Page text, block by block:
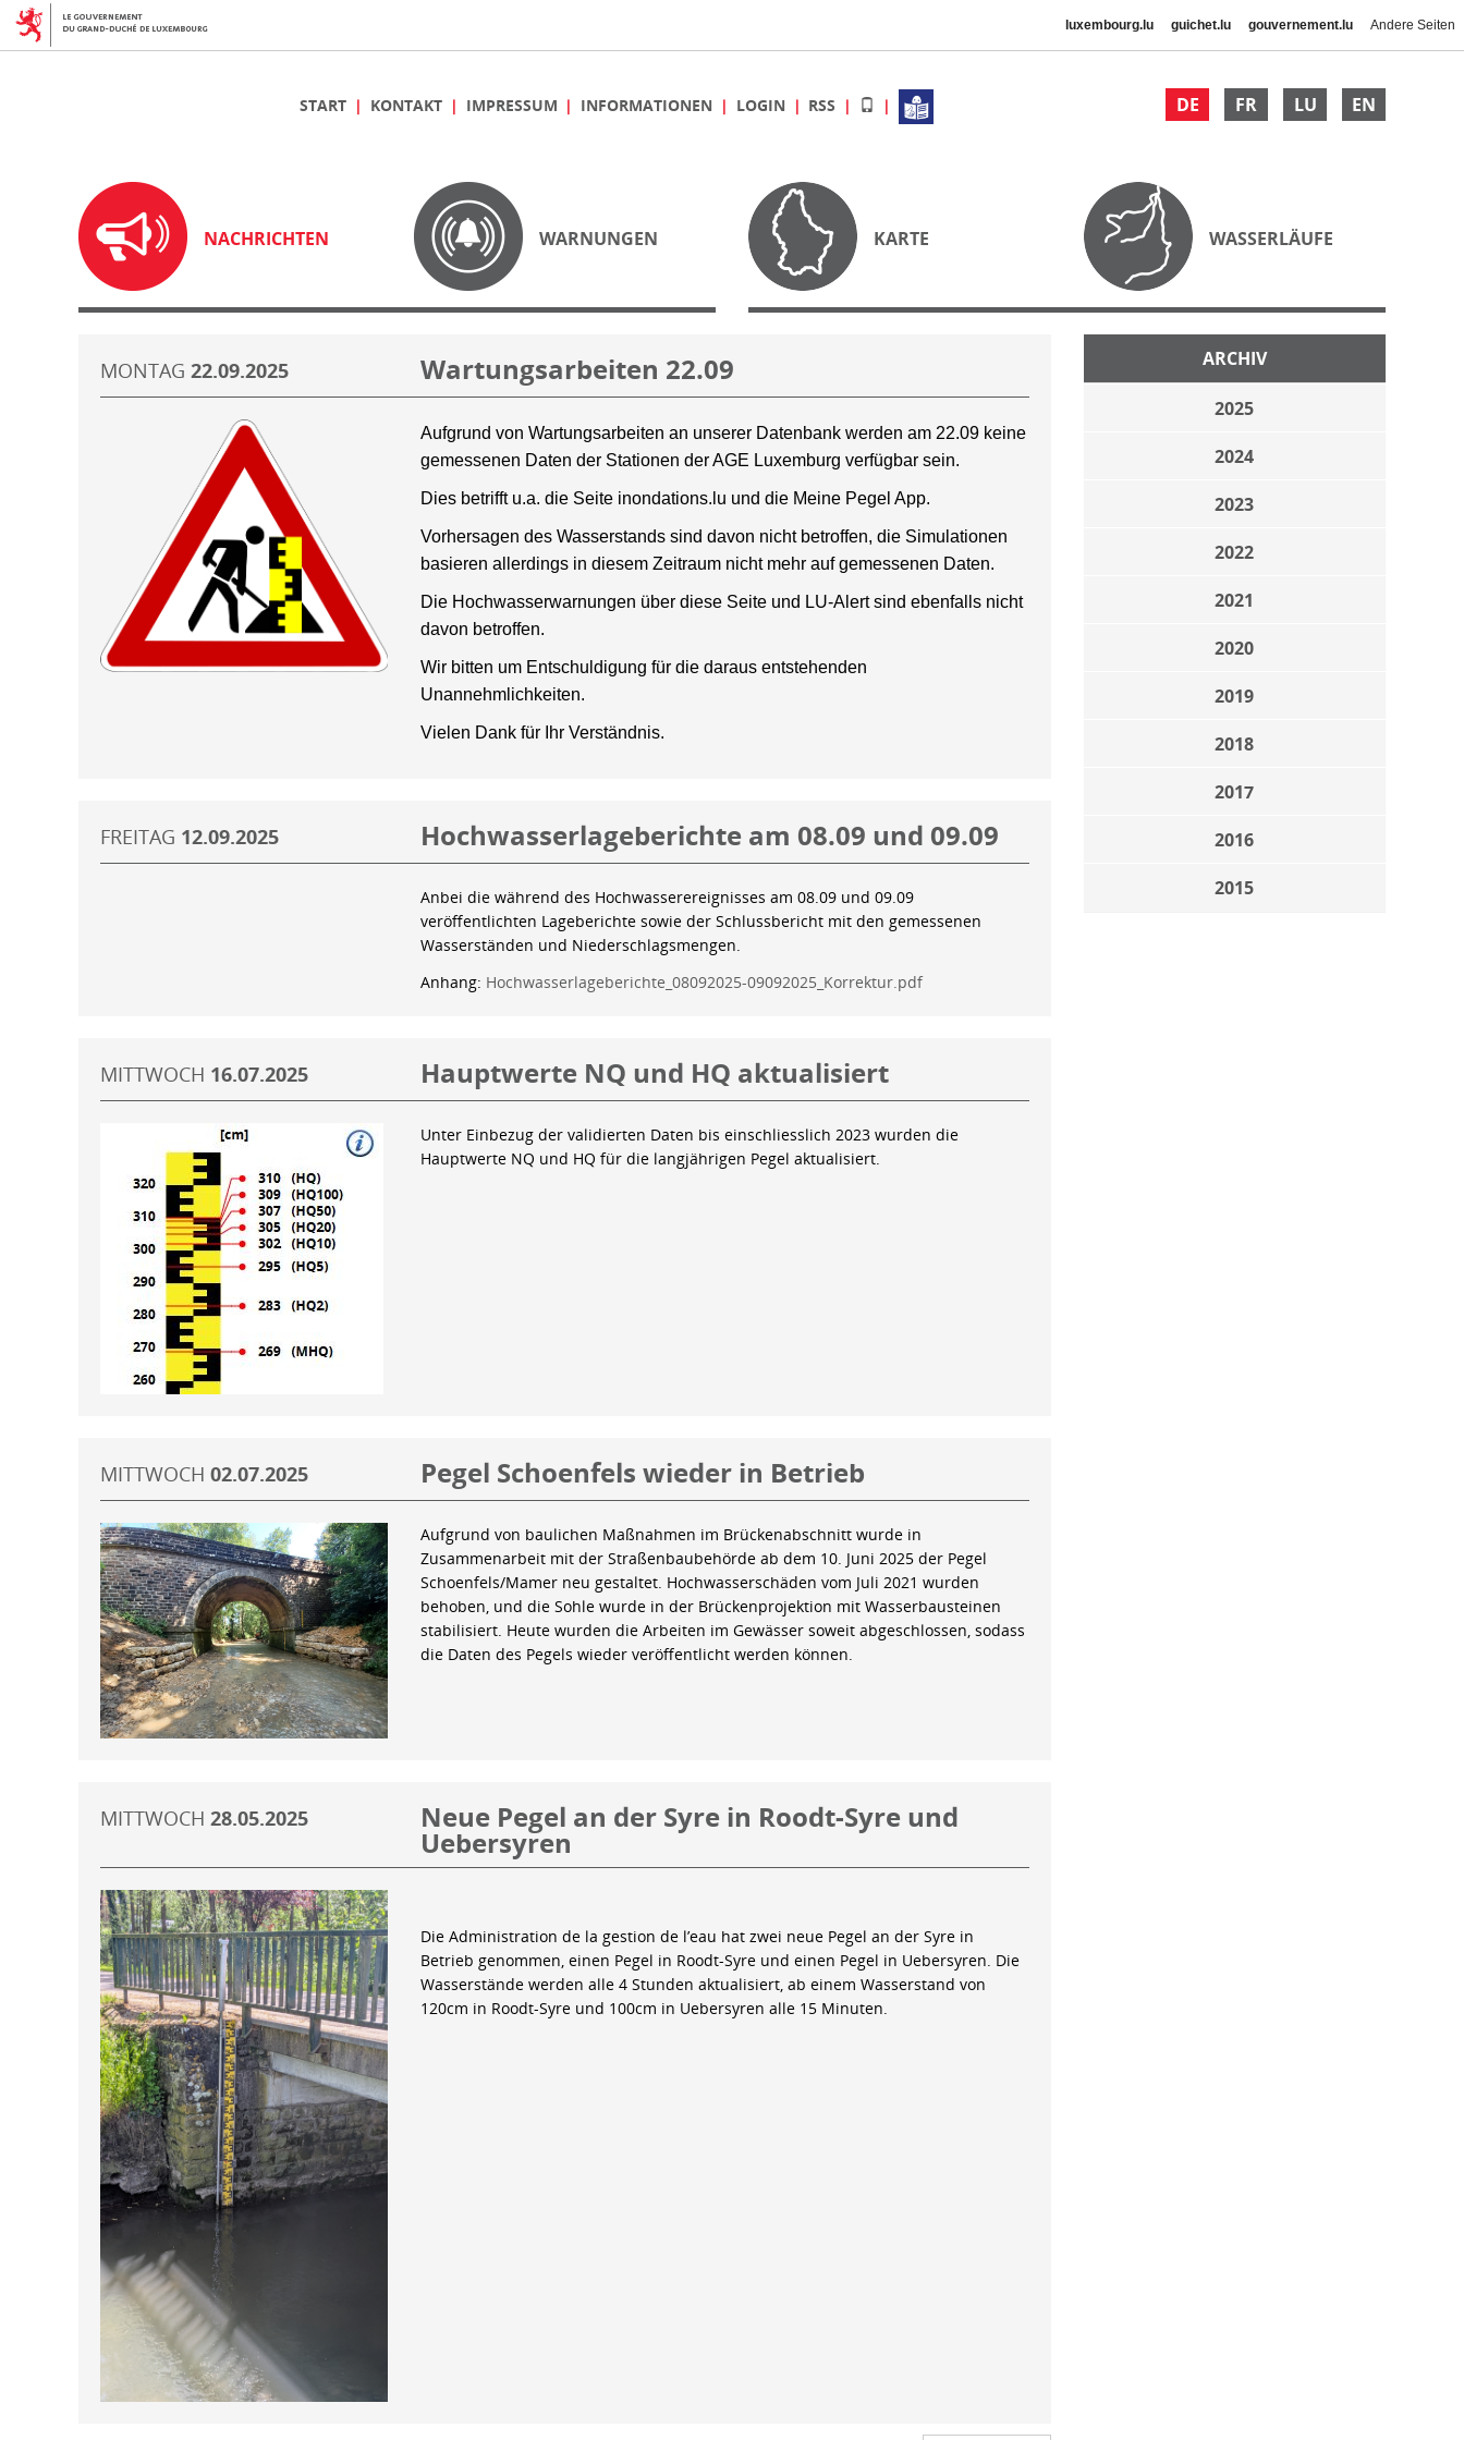
luxembourg.lu guichet.lu gouvernement.lu Andere Seiten
DE FR LU EN
START KONTAKT IMPRESSUM INFORMATIONEN LOGIN RSS
NACHRICHTEN WARNUNGEN KARTE WASSERLÄUFE
ARCHIV
2025
2024
2023
2022
2021
2020
2019
2018
2017
2016
2015
MONTAG 22.09.2025 Wartungsarbeiten 22.09
Aufgrund von Wartungsarbeiten an unserer Datenbank werden am 22.09 keine
gemessenen Daten der Stationen der AGE Luxemburg verfügbar sein.
Dies betrifft u.a. die Seite inondations.lu und die Meine Pegel App.
Vorhersagen des Wasserstands sind davon nicht betroffen, die Simulationen
basieren allerdings in diesem Zeitraum nicht mehr auf gemessenen Daten.
Die Hochwasserwarnungen über diese Seite und LU-Alert sind ebenfalls nicht
davon betroffen.
Wir bitten um Entschuldigung für die daraus entstehenden
Unannehmlichkeiten.
Vielen Dank für Ihr Verständnis.
FREITAG 12.09.2025 Hochwasserlageberichte am 08.09 und 09.09
Anbei die während des Hochwasserereignisses am 08.09 und 09.09
veröffentlichten Lageberichte sowie der Schlussbericht mit den gemessenen
Wasserständen und Niederschlagsmengen.
Anhang: Hochwasserlageberichte_08092025-09092025_Korrektur.pdf
MITTWOCH 16.07.2025 Hauptwerte NQ und HQ aktualisiert
Unter Einbezug der validierten Daten bis einschliesslich 2023 wurden die
Hauptwerte NQ und HQ für die langjährigen Pegel aktualisiert.
MITTWOCH 02.07.2025 Pegel Schoenfels wieder in Betrieb
Aufgrund von baulichen Maßnahmen im Brückenabschnitt wurde in
Zusammenarbeit mit der Straßenbaubehörde ab dem 10. Juni 2025 der Pegel
Schoenfels/Mamer neu gestaltet. Hochwasserschäden vom Juli 2021 wurden
behoben, und die Sohle wurde in der Brückenprojektion mit Wasserbausteinen
stabilisiert. Heute wurden die Arbeiten im Gewässer soweit abgeschlossen, sodass
die Daten des Pegels wieder veröffentlicht werden können.
MITTWOCH 28.05.2025 Neue Pegel an der Syre in Roodt-Syre und
Uebersyren
Die Administration de la gestion de l’eau hat zwei neue Pegel an der Syre in
Betrieb genommen, einen Pegel in Roodt-Syre und einen Pegel in Uebersyren. Die
Wasserstände werden alle 4 Stunden aktualisiert, ab einem Wasserstand von
120cm in Roodt-Syre und 100cm in Uebersyren alle 15 Minuten.